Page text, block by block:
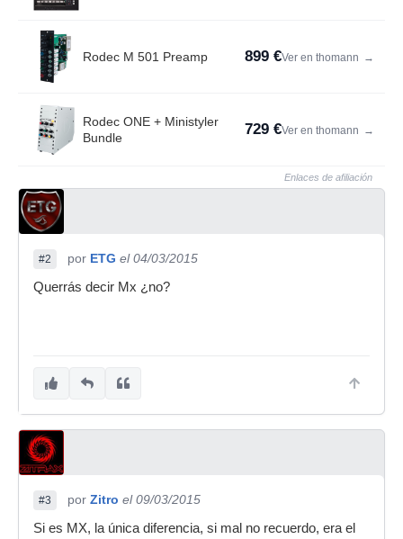
Rodec M 501 Preamp 899 €Ver en thomann →
Rodec ONE + Ministyler
Bundle
729 €Ver en thomann →
Enlaces de afiliación
#2 por ETG el 04/03/2015
Querrás decir Mx ¿no?
#3 por Zitro el 09/03/2015
Si es MX, la única diferencia, si mal no recuerdo, era el